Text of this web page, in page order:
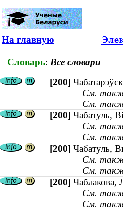
На главную
Словарь: Все словари
[200]
См.
См.
[200] Чабатуль,
См.
См.
[200] Чабатуль,
См.
См.
[200] Чаблакова,
См.
См.